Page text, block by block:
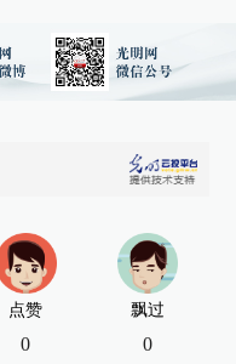
点赞
0
飘过
0